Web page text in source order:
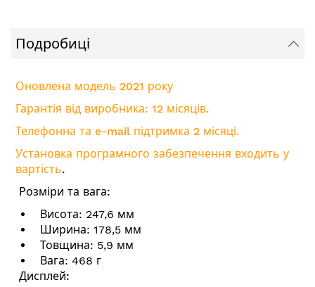
Подробиці
Оновлена модель 2021 року
Гарантія від виробника: 12 місяців.
Телефонна та e-mail підтримка 2 місяці.
Установка програмного забезпечення входить у
вартість.
Розміри та вага:
Висота: 247,6 мм
Ширина: 178,5 мм
Товщина: 5,9 мм
Вага: 468 г
Дисплей: